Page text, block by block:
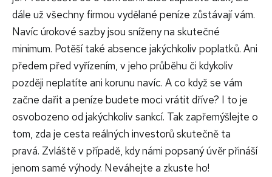
dále už všechny firmou vydělané peníze zůstávají vám.
Navíc úrokové sazby jsou sníženy na skutečné
minimum. Potěší také absence jakýchkoliv poplatků. Ani
předem před vyřízením, v jeho průběhu či kdykoliv
později neplatíte ani korunu navíc. A co když se vám
začne dařit a peníze budete moci vrátit dříve? I to je
osvobozeno od jakýchkoliv sankcí. Tak zapřemýšlejte o
tom, zda je cesta reálných investorů skutečně ta
pravá. Zvláště v případě, kdy námi popsaný úvěr přináší
jenom samé výhody. Neváhejte a zkuste ho!